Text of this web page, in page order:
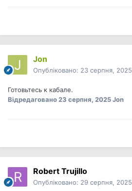
Jon
Опубліковано: 23 серпня, 2025
Готовьтесь к кабале.
Відредаговано23 серпня, 2025Jon
Robert Trujillo
Опубліковано: 29 серпня, 2025